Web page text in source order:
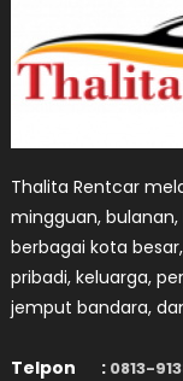
Thalita Rentcar
mingguan,
berbagai kota
pribadi, keluarga,
jemput bandara,
Telpon : 0813-